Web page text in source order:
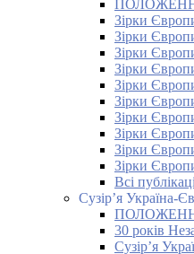
ПОЛОЖЕННЯ
Зірки
Зірки
Зірки
Зірки
Зірки
Зірки
Зірки
Зірки
Зірки
Зірки
Всі
Сузір’я Україна-
ПОЛОЖЕННЯ
30 років
Сузір’я